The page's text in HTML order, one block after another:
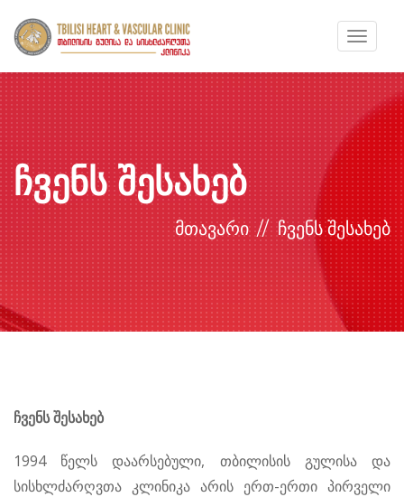
Toggle
ჩვენს შესახებ
მთავარი ჩვენს შესახებ
ჩვენს შესახებ
1994 წელს დაარსებული, თბილისის გულისა და
სისხლძარღვთა კლინიკა არის ერთ-ერთი პირველი